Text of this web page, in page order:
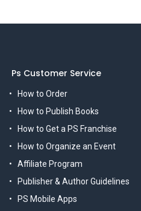
Ps Customer Service
How to Order
How to Publish Books
How to Get a PS Franchise
How to Organize an Event
Affiliate Program
Publisher & Author Guidelines
PS Mobile Apps